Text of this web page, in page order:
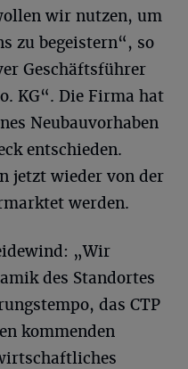
wir nutzen, um
zu begeistern“, so
Geschäftsführer
KG“. Die Firma hat
Neubauvorhaben
entschieden.
jetzt wieder von der
werden.
„Wir
des Standortes
das CTP
kommenden